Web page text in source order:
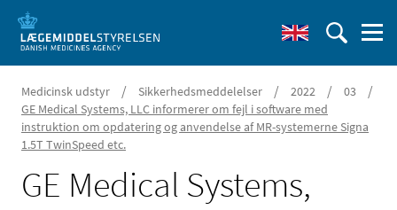
Medicinsk udstyr / Sikkerhedsmeddelelser / 2022 / 03 /
GE Medical Systems, LLC informerer om fejl i software med
instruktion om opdatering og anvendelse af MR-systemerne Signa
1.5T TwinSpeed etc.
GE Medical Systems,